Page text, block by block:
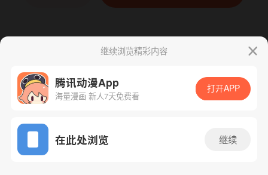
App免费看
继续浏览精彩内容
腾讯动漫App
海量漫画 新人7天免费看
打开APP
在此处浏览 继续